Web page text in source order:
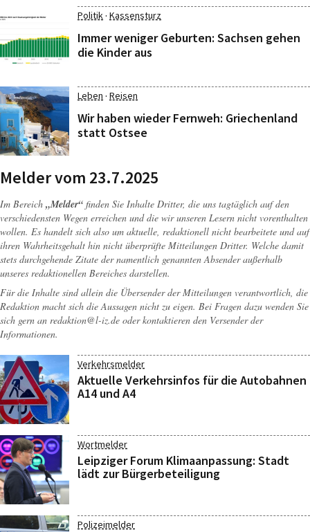
Politik· Kassensturz
Immer weniger Geburten: Sachsen gehen
die Kinder aus
Leben · Reisen
Wir haben wieder Fernweh: Griechenland
statt Ostsee
Melder vom 23.7.2025
Im Bereich „Melder“ finden Sie Inhalte Dritter, die uns tagtäglich auf den
verschiedensten Wegen erreichen und die wir unseren Lesern nicht vorenthalten
wollen. Es handelt sich also um aktuelle, redaktionell nicht bearbeitete und auf
ihren Wahrheitsgehalt hin nicht überprüfte Mitteilungen Dritter. Welche damit
stets durchgehende Zitate der namentlich genannten Absender außerhalb
unseres redaktionellen Bereiches darstellen.
Für die Inhalte sind allein die Übersender der Mitteilungen verantwortlich, die
Redaktion macht sich die Aussagen nicht zu eigen. Bei Fragen dazu wenden Sie
sich gern an redaktion@l-iz.de oder kontaktieren den Versender der
Informationen.
Verkehrsmelder
Aktuelle Verkehrsinfos für die Autobahnen
A14 und A4
Wortmelder
Leipziger Forum Klimaanpassung: Stadt
lädt zur Bürgerbeteiligung
Polizeimelder